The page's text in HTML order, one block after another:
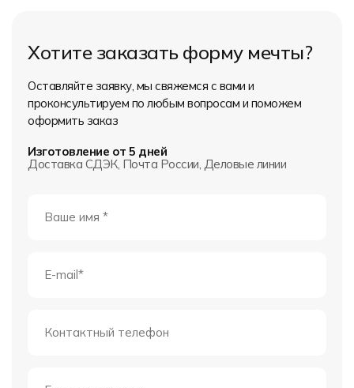
Хотите заказать форму мечты?
Оставляйте заявку, мы свяжемся с вами и
проконсультируем по любым вопросам и поможем
оформить заказ
Изготовление от 5 дней
Доставка СДЭК, Почта России, Деловые линии